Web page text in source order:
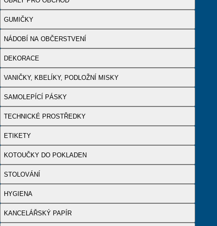
GUMIČKY
NÁDOBÍ NA OBČERSTVENÍ
DEKORACE
VANIČKY, KBELÍKY, PODLOŽNÍ MISKY
SAMOLEPÍCÍ PÁSKY
TECHNICKÉ PROSTŘEDKY
ETIKETY
KOTOUČKY DO POKLADEN
STOLOVÁNÍ
HYGIENA
KANCELÁŘSKÝ PAPÍR